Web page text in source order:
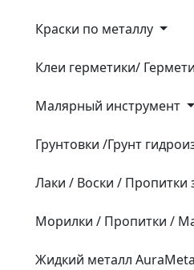
Краски по металлу
Клеи герметики/
Малярный инструмент
Грунтовки /Грунт
Лаки / Воски /
Морилки / Пропитки /
Жидкий металл